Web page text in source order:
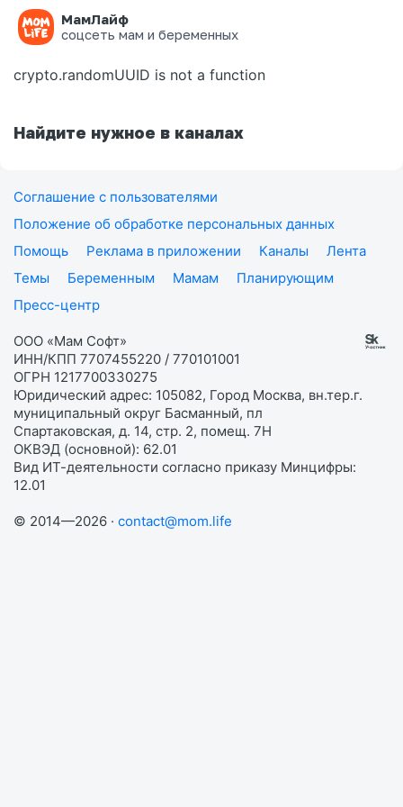
МамЛайф
соцсеть мам и беременных
Ошибка на странице
crypto.randomUUID is not a function
Найдите нужное в каналах
Соглашение с пользователями
Положение об обработке персональных данных
Помощь
Реклама в приложении Каналы
Лента
Темы
Беременным Мамам
Планирующим
Пресс-центр
ООО «Мам Софт»
ИНН/КПП 7707455220 / 770101001
ОГРН 1217700330275
Юридический адрес: 105082, Город Москва, вн.тер.г.
муниципальный округ Басманный, пл
Спартаковская, д. 14, стр. 2, помещ. 7Н
ОКВЭД (основной): 62.01
Вид ИТ-деятельности согласно приказу Минцифры:
12.01
© 2014—2026 · contact@mom.life